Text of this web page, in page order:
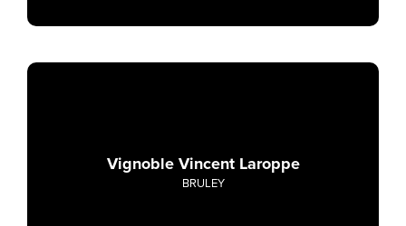
Vignoble Vincent Laroppe
BRULEY